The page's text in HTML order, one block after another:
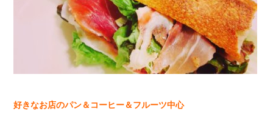
好きなお店のパン＆コーヒー＆フルーツ中心